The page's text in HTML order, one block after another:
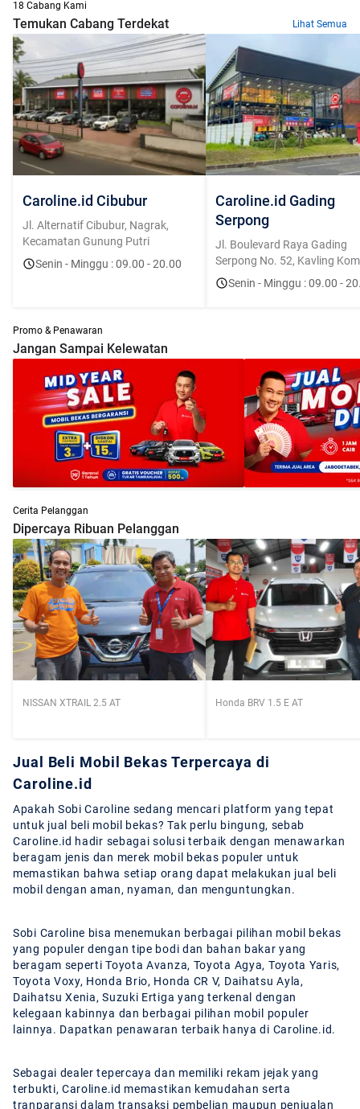
18 Cabang Kami
Temukan Cabang Terdekat Lihat Semua
Caroline.id Cibubur
Jl. Alternatif Cibubur, Nagrak,
Kecamatan Gunung Putri
Senin - Minggu : 09.00 - 20.00
Caroline.id Gading
Serpong
Jl. Boulevard Raya Gading
Serpong No. 52, Kavling
Bolsena, Curug Sangereng,
Klp. Dua, Tangerang, Banten
Senin - Minggu : 09.00 -
Promo & Penawaran
Jangan Sampai Kelewatan
Cerita Pelanggan
Dipercaya Ribuan Pelanggan
NISSAN XTRAIL 2.5 AT Honda BRV 1.5 E AT
Jual Beli Mobil Bekas Terpercaya di
Caroline.id
Apakah Sobi Caroline sedang mencari platform yang tepat
untuk jual beli mobil bekas? Tak perlu bingung, sebab
Caroline.id hadir sebagai solusi terbaik dengan menawarkan
beragam jenis dan merek mobil bekas populer untuk
memastikan bahwa setiap orang dapat melakukan jual beli
mobil dengan aman, nyaman, dan menguntungkan.
Sobi Caroline bisa menemukan berbagai pilihan mobil bekas
yang populer dengan tipe bodi dan bahan bakar yang
beragam seperti Toyota Avanza, Toyota Agya, Toyota Yaris,
Toyota Voxy, Honda Brio, Honda CR V, Daihatsu Ayla,
Daihatsu Xenia, Suzuki Ertiga yang terkenal dengan
kelegaan kabinnya dan berbagai pilihan mobil populer
lainnya. Dapatkan penawaran terbaik hanya di Caroline.id.
Sebagai dealer tepercaya dan memiliki rekam jejak yang
terbukti, Caroline.id memastikan kemudahan serta
tranparansi dalam transaksi pembelian maupun penjualan